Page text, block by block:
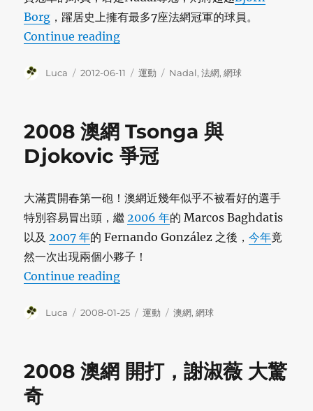
Borg ，躍居史上擁有最多7座法網冠軍的球員。
Continue reading“2012 法網冠軍 Rafael Nadal：為紅
Author
Luca
Posted
2012-06-11 Categories
運動 Tags
Nadal,法網,網球
2008 澳網 Tsonga 與
Djokovic 爭冠
大滿貫開春第一砲！澳網近幾年似乎不被看好的選手
特別容易冒出頭，繼2006 年的 Marcos Baghdatis
以及2007 年的 Fernando González 之後，今年竟
然一次出現兩個小夥子！
Continue reading“2008 澳網 Tsonga 與 Djokovic 爭
Author
Luca
Posted
2008-01-25 Categories
運動 Tags
澳網,網球
2008 澳網 開打，謝淑薇 大驚
奇